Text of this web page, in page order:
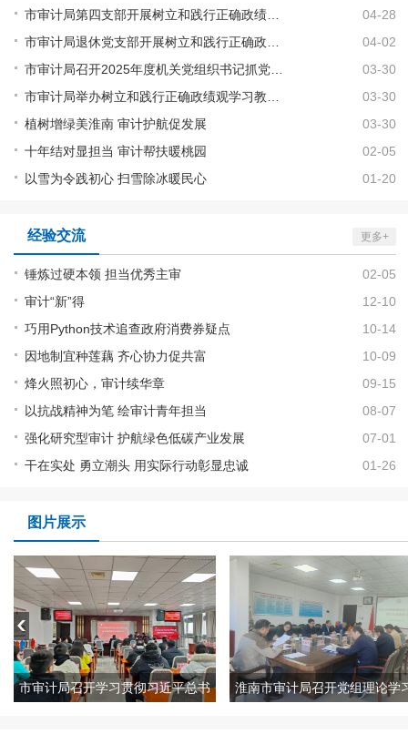
04-28
04-02
03-30
03-30
03-30
植树增绿美淮南 审计护航促发展
02-05
十年结对显担当 审计帮扶暖桃园
01-20
以雪为令践初心 扫雪除冰暖民心
经验交流 更多+
02-05
锤炼过硬本领 担当优秀主审
12-10
审计“新”得
10-14
巧用Python技术追查政府消费券疑点
10-09
因地制宜种莲藕 齐心协力促共富
09-15
烽火照初心，审计续华章
08-07
以抗战精神为笔 绘审计青年担当
07-01
强化研究型审计 护航绿色低碳产业发展
01-26
干在实处 勇立潮头 用实际行动彰显忠诚
图片展示
市审计局召开学习贯彻习近平总书
淮南市审计局召开党组理论学